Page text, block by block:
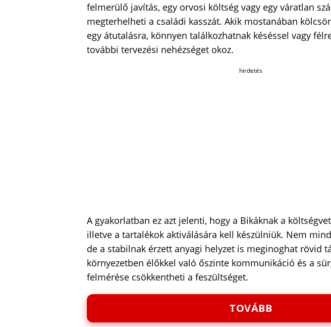
felmerülő javítás, egy orvosi költség vagy egy váratlan
megterhelheti a családi kasszát. Akik mostanában
egy átutalásra, könnyen találkozhatnak késéssel vagy
további tervezési nehézséget okoz.
hirdetés
A gyakorlatban ez azt jelenti, hogy a Bikáknak a
illetve a tartalékok aktiválására kell készülniük. Nem
de a stabilnak érzett anyagi helyzet is meginoghat rövid
környezetben élőkkel való őszinte kommunikáció és a
felmérése csökkentheti a feszültséget.
TOVÁBB